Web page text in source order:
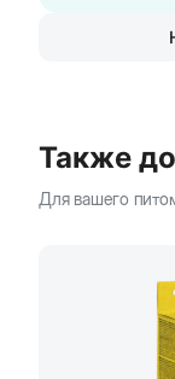
Также
Для вашего